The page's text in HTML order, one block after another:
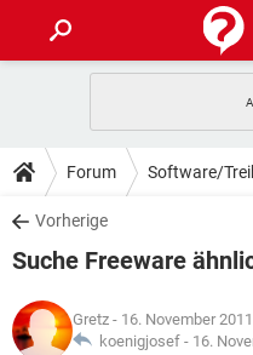
ANDROID
WINDOWS 10
WHATSAPP
FACEBOOK
TIPPS & TRICKS
SPIELE
WHATSAPP
DOWNLOADS
SPIELE
ANDROID
WINDOWS 10
SPIELE
LEXIKON
Forum Software/
Vorherige
Suche Freeware
Gretz - 16. November
koenigjosef - 16.